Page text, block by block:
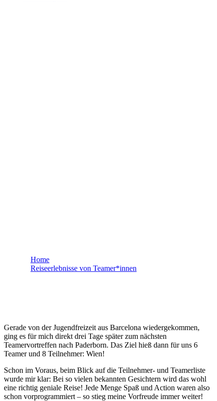
Home
Reiseerlebnisse von Teamer*innen
Gerade von der Jugendfreizeit aus Barcelona wiedergekommen,
ging es für mich direkt drei Tage später zum nächsten
Teamervortreffen nach Paderborn. Das Ziel hieß dann für uns 6
Teamer und 8 Teilnehmer: Wien!
Schon im Voraus, beim Blick auf die Teilnehmer- und Teamerliste
wurde mir klar: Bei so vielen bekannten Gesichtern wird das wohl
eine richtig geniale Reise! Jede Menge Spaß und Action waren also
schon vorprogrammiert – so stieg meine Vorfreude immer weiter!